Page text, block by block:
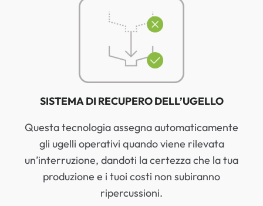
SISTEMA DI RECUPERO DELL’UGELLO
Questa tecnologia assegna automaticamente
gli ugelli operativi quando viene rilevata
un’interruzione, dandoti la certezza che la tua
produzione e i tuoi costi non subiranno
ripercussioni.